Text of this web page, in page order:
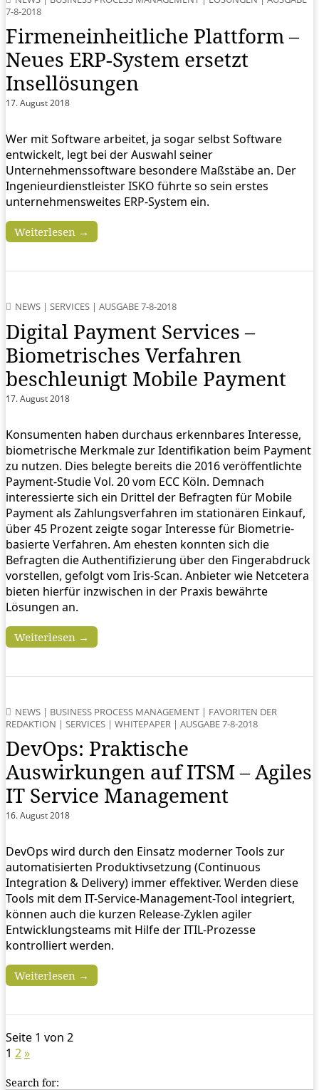
7-8-2018
Firmeneinheitliche Plattform –
Neues ERP-System ersetzt
Insellösungen
17. August 2018
Wer mit Software arbeitet, ja sogar selbst Software
entwickelt, legt bei der Auswahl seiner
Unternehmenssoftware besondere Maßstäbe an. Der
Ingenieurdienstleister ISKO führte so sein erstes
unternehmensweites ERP-System ein.
Weiterlesen →
NEWS | SERVICES | AUSGABE 7-8-2018
Digital Payment Services –
Biometrisches Verfahren
beschleunigt Mobile Payment
17. August 2018
Konsumenten haben durchaus erkennbares Interesse,
biometrische Merkmale zur Identifikation beim Payment
zu nutzen. Dies belegte bereits die 2016 veröffentlichte
Payment-Studie Vol. 20 vom ECC Köln. Demnach
interessierte sich ein Drittel der Befragten für Mobile
Payment als Zahlungsverfahren im stationären Einkauf,
über 45 Prozent zeigte sogar Interesse für Biometrie-
basierte Verfahren. Am ehesten konnten sich die
Befragten die Authentifizierung über den Fingerabdruck
vorstellen, gefolgt vom Iris-Scan. Anbieter wie Netcetera
bieten hierfür inzwischen in der Praxis bewährte
Lösungen an.
Weiterlesen →
NEWS | BUSINESS PROCESS MANAGEMENT | FAVORITEN DER
REDAKTION | SERVICES | WHITEPAPER | AUSGABE 7-8-2018
DevOps: Praktische
Auswirkungen auf ITSM – Agiles
IT Service Management
16. August 2018
DevOps wird durch den Einsatz moderner Tools zur
automatisierten Produktivsetzung (Continuous
Integration & Delivery) immer effektiver. Werden diese
Tools mit dem IT-Service-Management-Tool integriert,
können auch die kurzen Release-Zyklen agiler
Entwicklungsteams mit Hilfe der ITIL-Prozesse
kontrolliert werden.
Weiterlesen →
Seite 1 von 2
1 2»
Search for: